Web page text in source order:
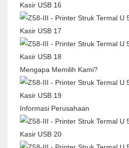
Mengapa Memilih Kami?
Informasi Perusahaan